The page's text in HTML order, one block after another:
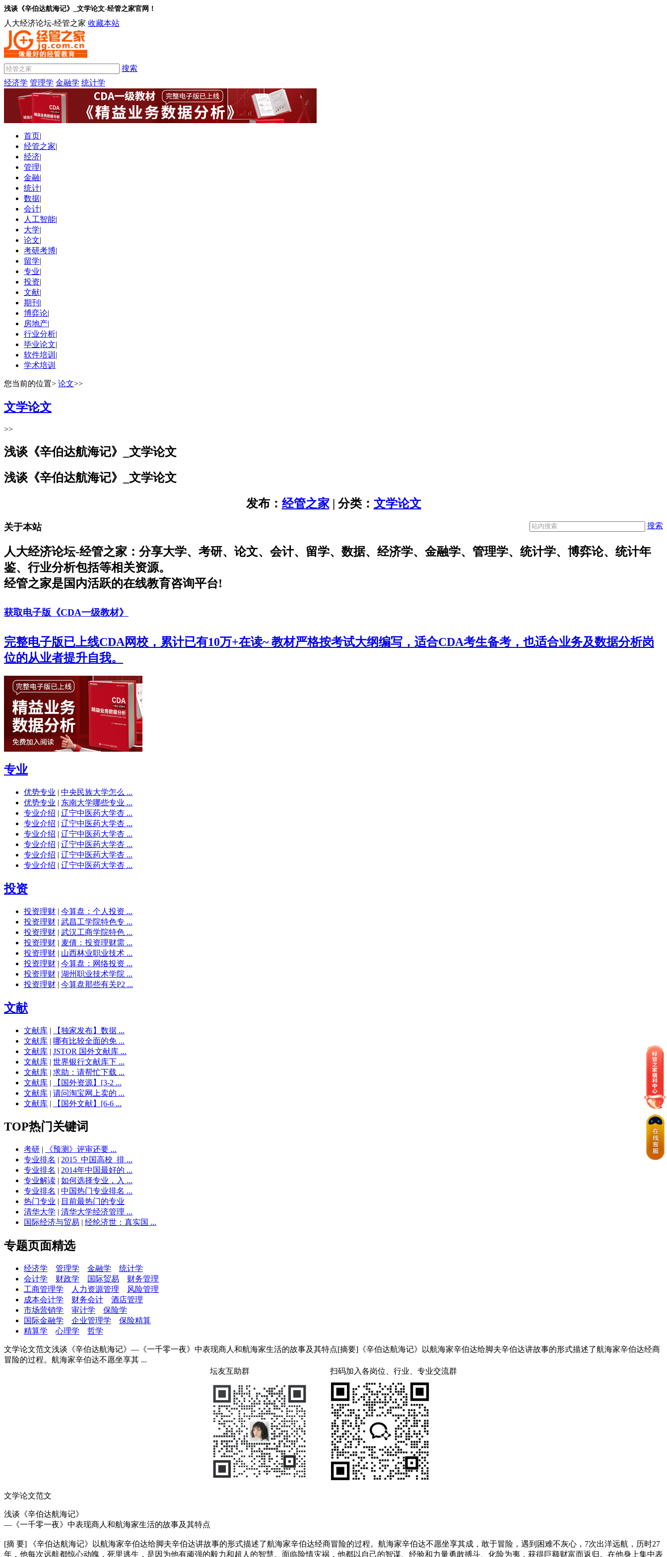
浅谈《辛伯达航海记》_文学论文-经管之家官网！
人大经济论坛-经管之家 收藏本站
搜索
经济学 管理学 金融学 统计学
首页|
经管之家|
经济|
管理|
金融|
统计|
数据|
会计|
人工智能|
大学|
论文|
考研考博|
留学|
专业|
投资|
文献|
期刊 |
博弈论|
房地产|
行业分析|
毕业论文|
软件培训 |
学术培训
您当前的位置> 论文>>
文学论文
>>
浅谈《辛伯达航海记》_文学论文
浅谈《辛伯达航海记》_文学论文
发布： 经管之家 | 分类： 文学论文
搜索
关于本站
人大经济论坛-经管之家：分享大学、考研、论文、会计、留学、数据、经济学、金融学、管理学、统计学、博弈论、统计年
鉴、行业分析包括等相关资源。
经管之家是国内活跃的在线教育咨询平台!
获取电子版《CDA一级教材》
完整电子版已上线CDA网校，累计已有10万+在读~ 教材严格按考试大纲编写，适合CDA考生备考，也适合业务及数据分析岗
位的从业者提升自我。
专业
优势专业 | 中央民族大学怎么 ...
优势专业 | 东南大学哪些专业 ...
专业介绍 | 辽宁中医药大学杏 ...
专业介绍 | 辽宁中医药大学杏 ...
专业介绍 | 辽宁中医药大学杏 ...
专业介绍 | 辽宁中医药大学杏 ...
专业介绍 | 辽宁中医药大学杏 ...
专业介绍 | 辽宁中医药大学杏 ...
投资
投资理财 | 今算盘：个人投资 ...
投资理财 | 武昌工学院特色专 ...
投资理财 | 武汉工商学院特色 ...
投资理财 | 麦倩：投资理财需 ...
投资理财 | 山西林业职业技术 ...
投资理财 | 今算盘：网络投资 ...
投资理财 | 湖州职业技术学院 ...
投资理财 | 今算盘那些有关P2 ...
文献
文献库 |
【独家发布】数据 ...
文献库 | 哪有比较全面的免 ...
文献库 | JSTOR 国外文献库 ...
文献库 | 世界银行文献库下 ...
文献库 | 求助：请帮忙下载 ...
文献库 |
【国外资源】[3-2 ...
文献库 | 请问淘宝网上卖的 ...
文献库 | 【国外文献】[6-6 ...
TOP热门关键词
考研 |
《预测》评审还要 ...
专业排名 | 2015_中国高校_排 ...
专业排名 | 2014年中国最好的 ...
专业解读 | 如何选择专业，入 ...
专业排名 | 中国热门专业排名 ...
热门专业 | 目前最热门的专业
清华大学 | 清华大学经济管理 ...
国际经济与贸易 | 经纶济世：真实国 ...
专题页面精选
经济学 管理学 金融学
统计学
会计学
财政学 国际贸易
财务管理
工商管理学
人力资源管理
风险管理
成本会计学
财务会计
酒店管理
市场营销学
审计学
保险学
国际金融学
企业管理学
保险精算
精算学
心理学 哲学
文学论文范文浅谈《辛伯达航海记》—《一千零一夜》中表现商人和航海家生活的故事及其特点[摘要]《辛伯达航海记》以航海家辛伯达给脚夫辛伯达讲故事的形式描述了航海家辛伯达经商
冒险的过程。航海家辛伯达不愿坐享其 ...
坛友互助群
扫码加入各岗位、行业、专业交流群
文学论文范文
浅谈《辛伯达航海记》
—《一千零一夜》中表现商人和航海家生活的故事及其特点
[摘 要] 《辛伯达航海记》以航海家辛伯达给脚夫辛伯达讲故事的形式描述了航海家辛伯达经商冒险的过程。航海家辛伯达不愿坐享其成，敢于冒险，遇到困难不灰心，7次出洋远航，历时27
年，他每次远航都惊心动魄，死里逃生，是因为他有顽强的毅力和超人的智慧。面临险情灾祸，他都以自己的智谋、经验和力量勇敢搏斗、化险为夷，获得巨额财富而返归。在他身上集中表